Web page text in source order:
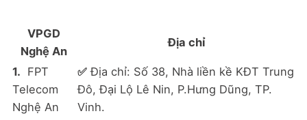
VPGD
Nghệ An
Địa chỉ
1. FPT
Telecom
Nghệ An
✅ Địa chỉ: Số 38, Nhà liền kề KĐT Trung
Đô, Đại Lộ Lê Nin, P.Hưng Dũng, TP.
Vinh.